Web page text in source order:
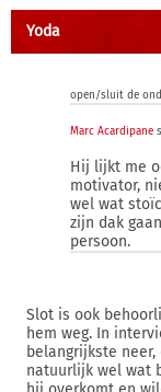
Yoda
open/sluit de
Marc Acardipane
Hij lijkt me
motivator,
wel wat
zijn dak
persoon.
Slot is ook
hem weg. In
belangrijkste
natuurlijk wel wat